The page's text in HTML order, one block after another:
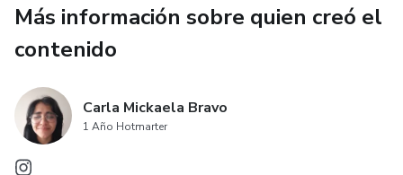
Más información sobre quien creó el
contenido
Carla Mickaela Bravo
1 Año Hotmarter